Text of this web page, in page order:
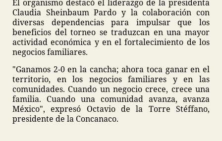
El organismo destacó el liderazgo de la presidenta
Claudia Sheinbaum Pardo y la colaboración con
diversas dependencias para impulsar que los
beneficios del torneo se traduzcan en una mayor
actividad económica y en el fortalecimiento de los
negocios familiares.
"Ganamos 2-0 en la cancha; ahora toca ganar en el
territorio, en los negocios familiares y en las
comunidades. Cuando un negocio crece, crece una
familia. Cuando una comunidad avanza, avanza
México", expresó Octavio de la Torre Stéffano,
presidente de la Concanaco.